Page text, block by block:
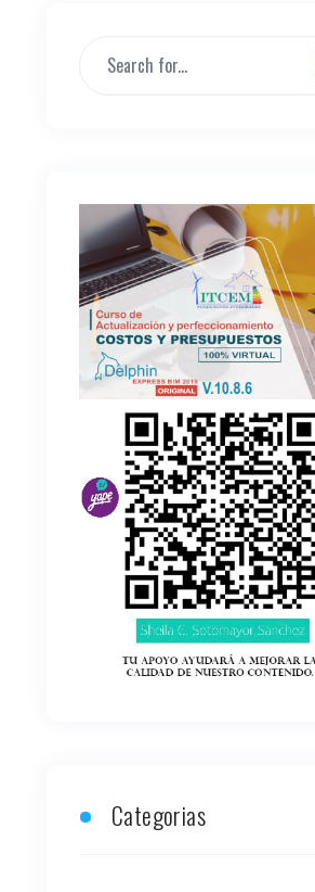
Categorias